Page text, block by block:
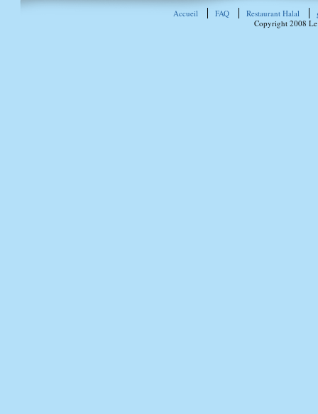
Accueil FAQ Restaurant Halal
Copyright 2008